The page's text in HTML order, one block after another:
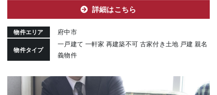
詳細はこちら
物件エリア 府中市
物件タイプ
一戸建て 一軒家 再建築不可 古家付き土地 戸建 親名
義物件